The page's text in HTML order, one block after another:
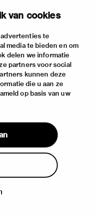
van cookies
te
media te bieden en om
delen we informatie
partners voor social
kunnen deze
die u aan ze
op basis van uw